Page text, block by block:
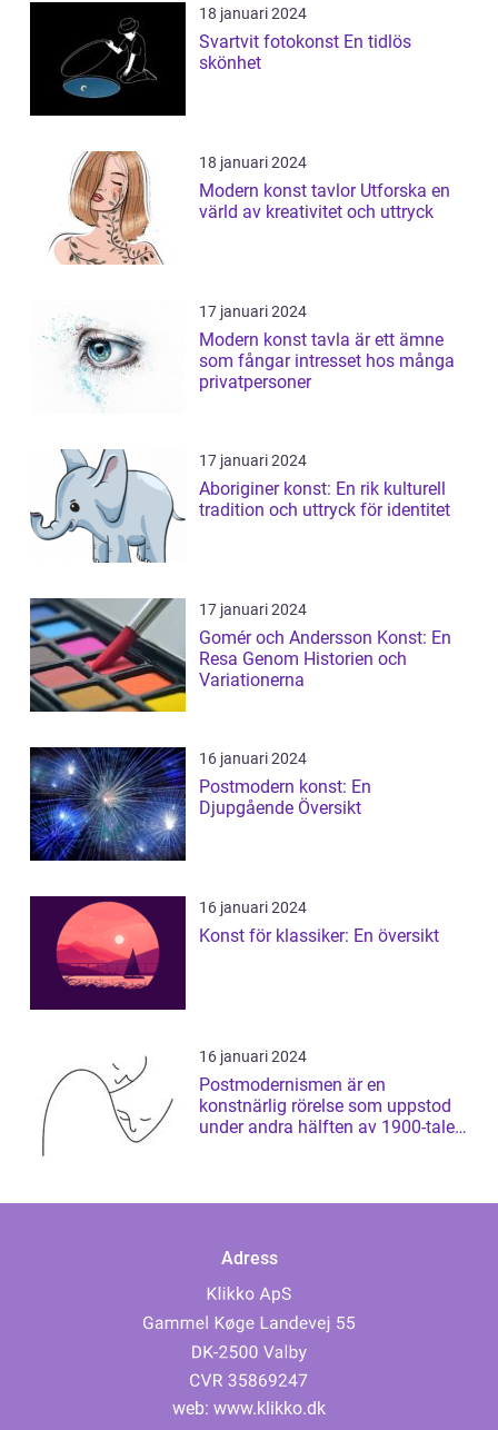
18 januari 2024
Svartvit fotokonst En tidlös
skönhet
18 januari 2024
Modern konst tavlor Utforska en
värld av kreativitet och uttryck
17 januari 2024
Modern konst tavla är ett ämne
som fångar intresset hos många
privatpersoner
17 januari 2024
Aboriginer konst: En rik kulturell
tradition och uttryck för identitet
17 januari 2024
Gomér och Andersson Konst: En
Resa Genom Historien och
Variationerna
16 januari 2024
Postmodern konst: En
Djupgående Översikt
16 januari 2024
Konst för klassiker: En översikt
16 januari 2024
Postmodernismen är en
konstnärlig rörelse som uppstod
under andra hälften av 1900-talet
Adress
web: www.klikko.dk